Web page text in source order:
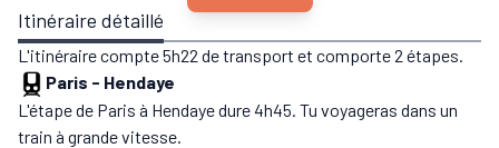
Itinéraire détaillé
L'itinéraire compte 5h22 de transport et comporte 2 étapes.
Paris - Hendaye
L'étape de Paris à Hendaye dure 4h45. Tu voyageras dans un
train à grande vitesse.